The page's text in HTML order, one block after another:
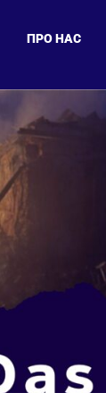
ПРО НАС